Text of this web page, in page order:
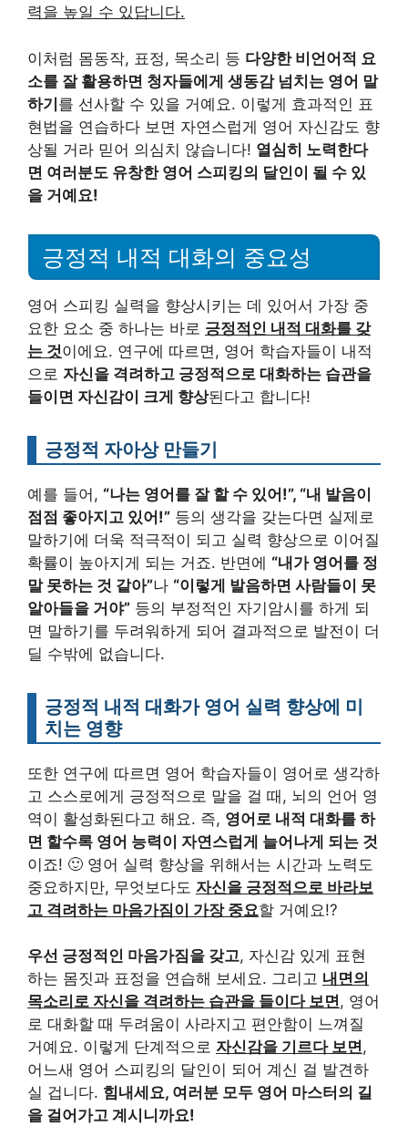
력을 높일 수 있답니다.
이처럼 몸동작, 표정, 목소리 등 다양한 비언어적 요
소를 잘 활용하면 청자들에게 생동감 넘치는 영어 말
하기를 선사할 수 있을 거예요. 이렇게 효과적인 표
현법을 연습하다 보면 자연스럽게 영어 자신감도 향
상될 거라 믿어 의심치 않습니다! 열심히 노력한다
면 여러분도 유창한 영어 스피킹의 달인이 될 수 있
을 거예요!
긍정적 내적 대화의 중요성
영어 스피킹 실력을 향상시키는 데 있어서 가장 중
요한 요소 중 하나는 바로 긍정적인 내적 대화를 갖
는 것이에요. 연구에 따르면, 영어 학습자들이 내적
으로 자신을 격려하고 긍정적으로 대화하는 습관을
들이면 자신감이 크게 향상된다고 합니다!
긍정적 자아상 만들기
예를 들어, “나는 영어를 잘 할 수 있어!”, “내 발음이
점점 좋아지고 있어!” 등의 생각을 갖는다면 실제로
말하기에 더욱 적극적이 되고 실력 향상으로 이어질
확률이 높아지게 되는 거죠. 반면에 “내가 영어를 정
말 못하는 것 같아”나 “이렇게 발음하면 사람들이 못
알아들을 거야” 등의 부정적인 자기암시를 하게 되
면 말하기를 두려워하게 되어 결과적으로 발전이 더
딜 수밖에 없습니다.
긍정적 내적 대화가 영어 실력 향상에 미
치는 영향
또한 연구에 따르면 영어 학습자들이 영어로 생각하
고 스스로에게 긍정적으로 말을 걸 때, 뇌의 언어 영
역이 활성화된다고 해요. 즉, 영어로 내적 대화를 하
면 할수록 영어 능력이 자연스럽게 늘어나게 되는 것
이죠! 🙂 영어 실력 향상을 위해서는 시간과 노력도
중요하지만, 무엇보다도 자신을 긍정적으로 바라보
고 격려하는 마음가짐이 가장 중요할 거예요!?
우선 긍정적인 마음가짐을 갖고, 자신감 있게 표현
하는 몸짓과 표정을 연습해 보세요. 그리고 내면의
목소리로 자신을 격려하는 습관을 들이다 보면, 영어
로 대화할 때 두려움이 사라지고 편안함이 느껴질
거예요. 이렇게 단계적으로 자신감을 기르다 보면,
어느새 영어 스피킹의 달인이 되어 계신 걸 발견하
실 겁니다. 힘내세요, 여러분 모두 영어 마스터의 길
을 걸어가고 계시니까요!